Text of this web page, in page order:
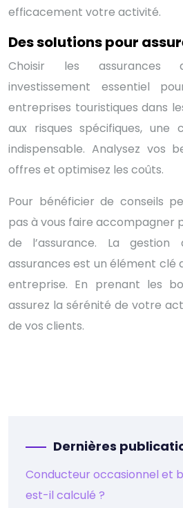
efficacement votre activité.
Des solutions pour
Choisir les assurances
investissement essentiel
entreprises touristiques dans
aux risques spécifiques, une
indispensable. Analysez vos
offres et optimisez les coûts.
Pour bénéficier de conseils
pas à vous faire accompagner
de l’assurance. La
assurances est un élément clé
entreprise. En prenant les
assurez la sérénité de votre
de vos clients.
Dernières
Conducteur occasionnel et
est-il calculé ?